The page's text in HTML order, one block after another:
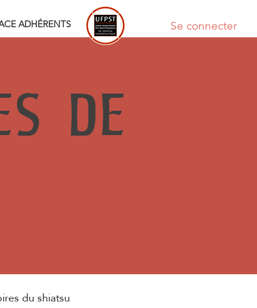
ADHÉRENTS Se connecter
DE
du shiatsu